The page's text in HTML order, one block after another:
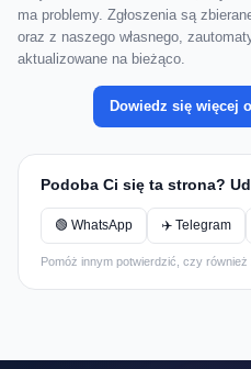
ma problemy. Zgłoszenia są
oraz z naszego własnego,
aktualizowane na bieżąco.
Dowiedz się więcej
Podoba Ci się ta strona?
🟢 WhatsApp ✈️ Telegram
Pomóż innym potwierdzić, czy